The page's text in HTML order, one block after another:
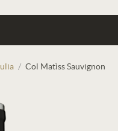
/ Col Matìss Sauvignon